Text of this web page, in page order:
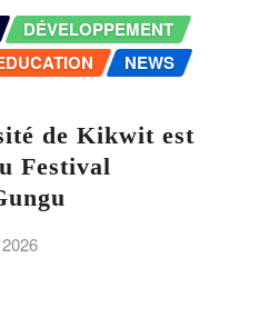
DÉVELOPPEMENT
NEWS
de Kikwit est
Festival